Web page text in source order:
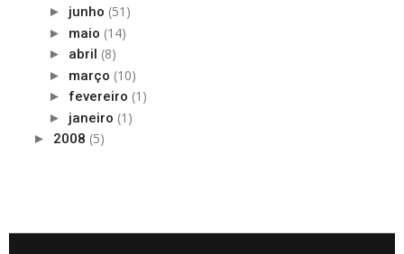
► junho (51)
► maio (14)
► abril (8)
► março (10)
► fevereiro (1)
► janeiro (1)
► 2008 (5)